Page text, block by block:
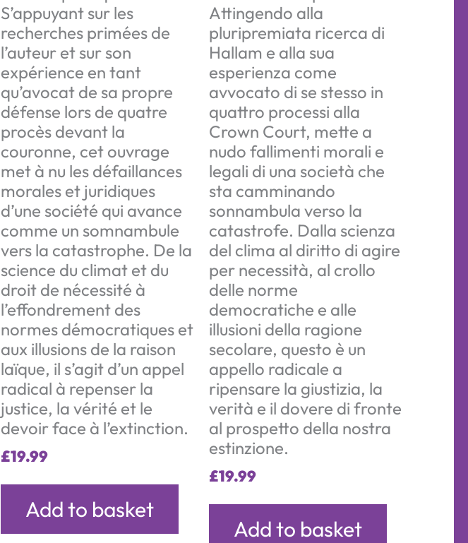
S’appuyant sur les
recherches primées de
l’auteur et sur son
expérience en tant
qu’avocat de sa propre
défense lors de quatre
procès devant la
couronne, cet ouvrage
met à nu les défaillances
morales et juridiques
d’une société qui avance
comme un somnambule
vers la catastrophe. De la
science du climat et du
droit de nécessité à
l’effondrement des
normes démocratiques et
aux illusions de la raison
laïque, il s’agit d’un appel
radical à repenser la
justice, la vérité et le
devoir face à l’extinction.
£19.99
Add to basket
Attingendo alla
pluripremiata ricerca di
Hallam e alla sua
esperienza come
avvocato di se stesso in
quattro processi alla
Crown Court, mette a
nudo fallimenti morali e
legali di una società che
sta camminando
sonnambula verso la
catastrofe. Dalla scienza
del clima al diritto di agire
per necessità, al crollo
delle norme
democratiche e alle
illusioni della ragione
secolare, questo è un
appello radicale a
ripensare la giustizia, la
verità e il dovere di fronte
al prospetto della nostra
estinzione.
£19.99
Add to basket